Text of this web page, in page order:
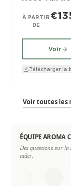
À PARTIR
DE
Voir
Télécharger la
Voir toutes les
ÉQUIPE AROMA
Des questions sur la
aider.